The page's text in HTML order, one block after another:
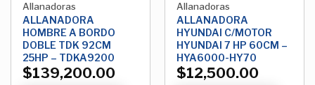
Allanadoras
ALLANADORA
HOMBRE A BORDO
DOBLE TDK 92CM
25HP – TDKA9200
$139,200.00
Allanadoras
ALLANADORA
HYUNDAI C/MOTOR
HYUNDAI 7 HP 60CM –
HYA6000-HY70
$12,500.00